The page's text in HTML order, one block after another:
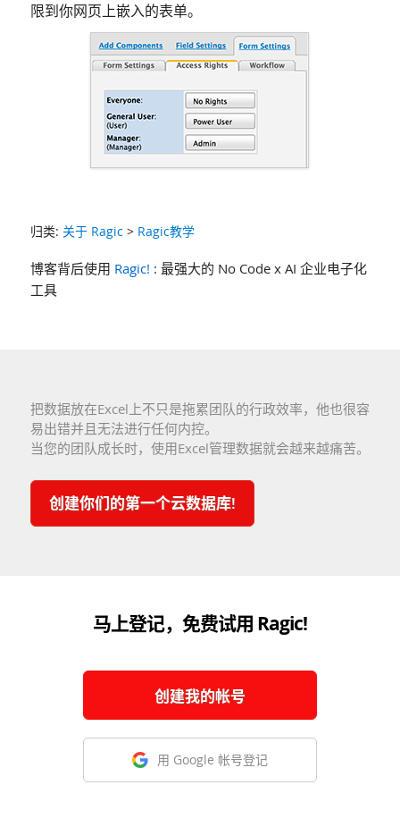
限到你网页上嵌入的表单。
归类: 关于 Ragic> Ragic教学
博客背后使用 Ragic! : 最强大的 No Code x AI 企业电子化
工具
把数据放在Excel上不只是拖累团队的行政效率，他也很容
易出错并且无法进行任何内控。
当您的团队成长时，使用Excel管理数据就会越来越痛苦。
创建你们的第一个云数据库!
马上登记，免费试用 Ragic!
创建我的帐号
用 Google 帐号登记